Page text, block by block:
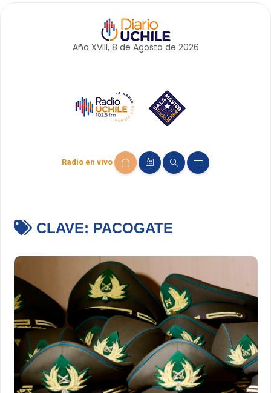
Año XVIII, 8 de Agosto de 2026
Radio en vivo
CLAVE: PACOGATE